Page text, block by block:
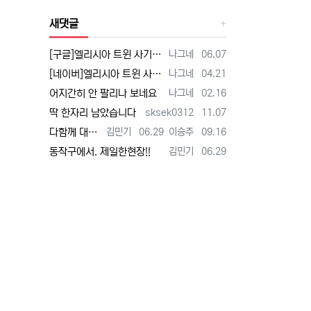
새댓글
등록자
나그네 등록일
06.07
[구글]엘리시아 트윈 사기 - 검색
등록자
나그네 등록일
04.21
[네이버]엘리시아 트윈 사기 - 검색
등록자
나그네 등록일
02.16
어지간히 안 팔리나 보네요
등록자
sksek0312 등록일
11.07
딱 한자리 남았습니다
등록자
이승주 등록일
09.16
등록자
김민기 등록일
06.29
다함께 대박납니다.
등록자
김민기 등록일
06.29
동작구에서. 제일한현장!!